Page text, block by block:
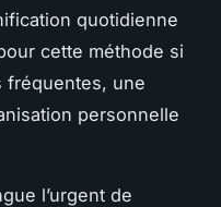
quotidienne
cette méthode si
fréquentes, une
personnelle
l’urgent de